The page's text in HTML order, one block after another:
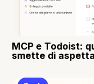
MCP e Todoist:
smette di